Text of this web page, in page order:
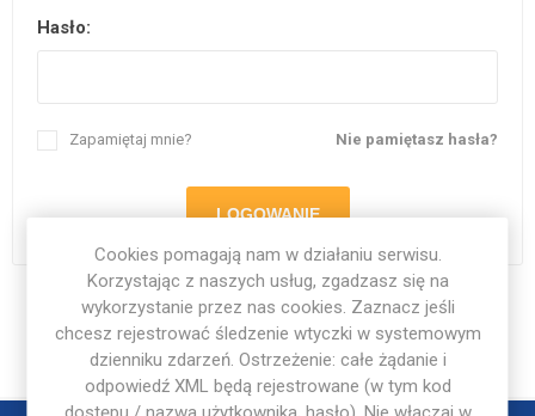
Hasło:
Nie pamiętasz hasła?
Zapamiętaj mnie?
LOGOWANIE
Cookies pomagają nam w działaniu serwisu.
Korzystając z naszych usług, zgadzasz się na
wykorzystanie przez nas cookies. Zaznacz jeśli
chcesz rejestrować śledzenie wtyczki w systemowym
dzienniku zdarzeń. Ostrzeżenie: całe żądanie i
odpowiedź XML będą rejestrowane (w tym kod